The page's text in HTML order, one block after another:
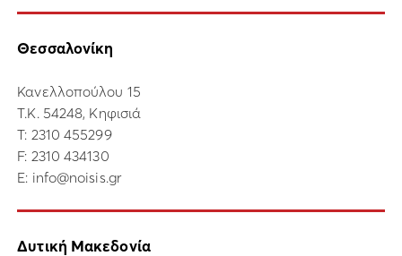
Θεσσαλονίκη
Κανελλοπούλου 15
Τ.Κ. 54248, Κηφισιά
Τ: 2310 455299
F: 2310 434130
E: info@noisis.gr
Δυτική Μακεδονία